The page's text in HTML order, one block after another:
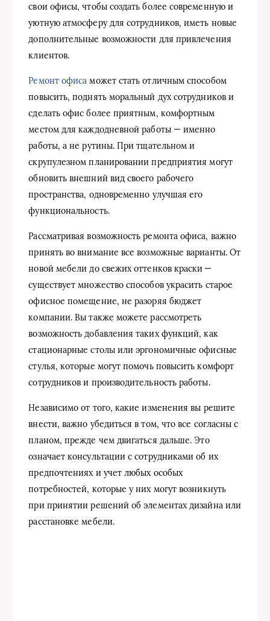
свои офисы, чтобы создать более современную и
уютную атмосферу для сотрудников, иметь новые
дополнительные возможности для привлечения
клиентов.
Ремонт офиса может стать отличным способом
повысить, поднять моральный дух сотрудников и
сделать офис более приятным, комфортным
местом для каждодневной работы — именно
работы, а не рутины. При тщательном и
скрупулезном планировании предприятия могут
обновить внешний вид своего рабочего
пространства, одновременно улучшая его
функциональность.
Рассматривая возможность ремонта офиса, важно
принять во внимание все возможные варианты. От
новой мебели до свежих оттенков краски —
существует множество способов украсить старое
офисное помещение, не разоряя бюджет
компании. Вы также можете рассмотреть
возможность добавления таких функций, как
стационарные столы или эргономичные офисные
стулья, которые могут помочь повысить комфорт
сотрудников и производительность работы.
Независимо от того, какие изменения вы решите
внести, важно убедиться в том, что все согласны с
планом, прежде чем двигаться дальше. Это
означает консультации с сотрудниками об их
предпочтениях и учет любых особых
потребностей, которые у них могут возникнуть
при принятии решений об элементах дизайна или
расстановке мебели.